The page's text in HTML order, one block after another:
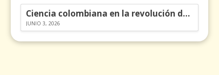
Ciencia colombiana en la revolución de los órganos en chips
JUNIO 3, 2026